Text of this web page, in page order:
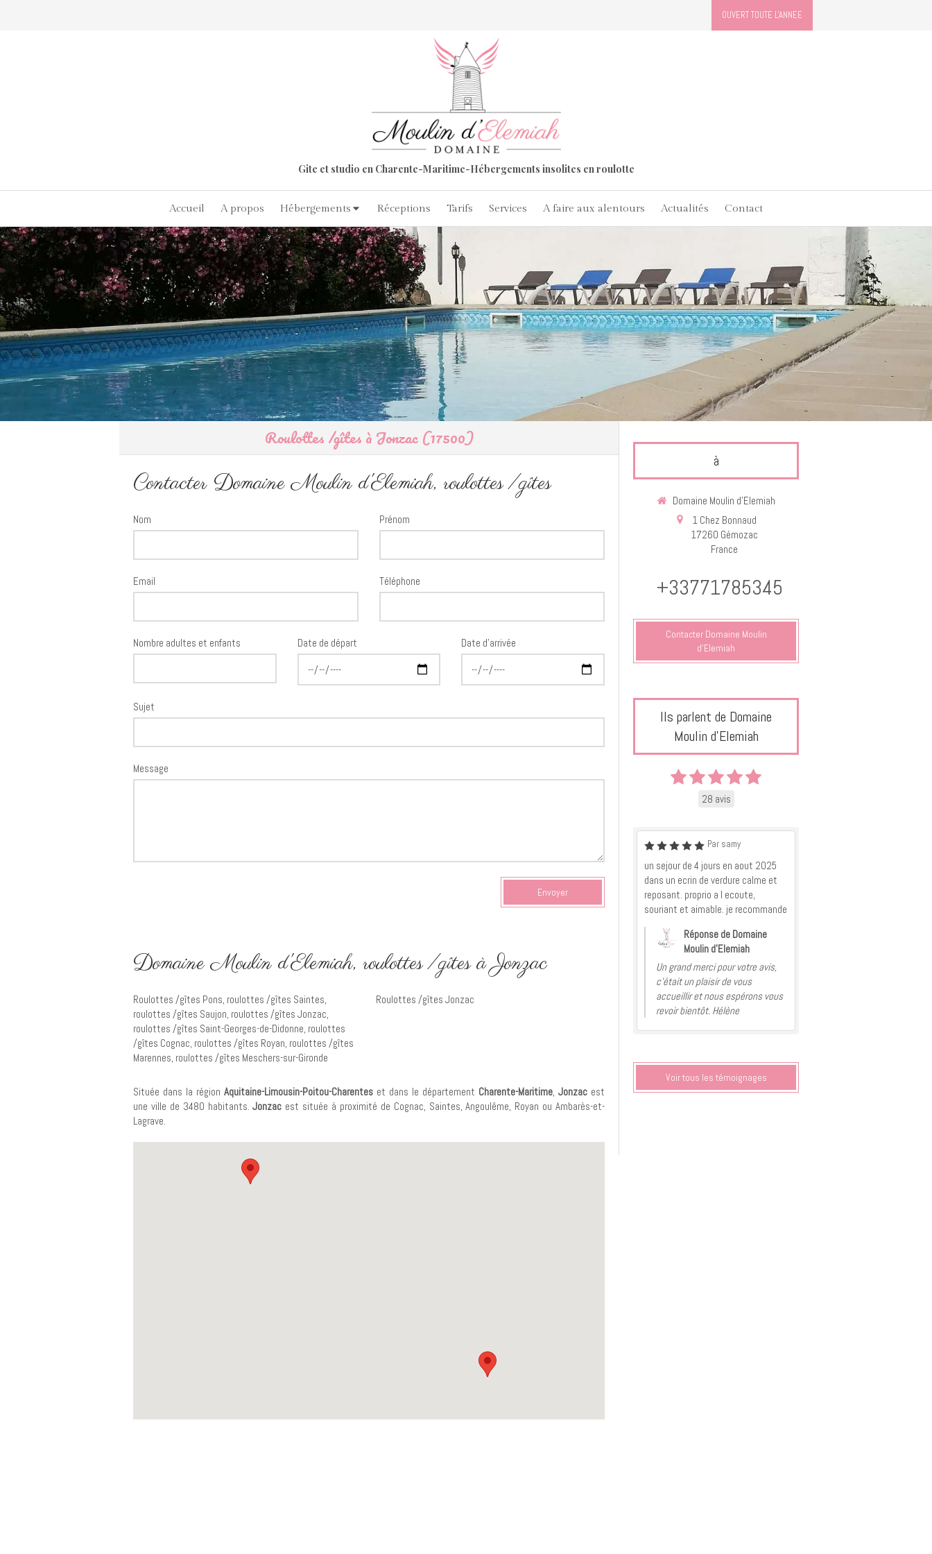
OUVERT TOUTE L'ANNEE
Gite et studio en Charente-Maritime-Hébergements insolites en roulotte
Accueil A propos Hébergements Réceptions Tarifs Services A faire aux alentours Actualités Contact
Roulottes /gîtes à Jonzac (17500)
Contacter Domaine Moulin d'Elemiah, roulottes /gîtes
Nom Prénom
Email Téléphone
Nombre adultes et enfants Date de départ Date d'arrivée
Sujet
Message
Envoyer
Domaine Moulin d'Elemiah, roulottes /gîtes à Jonzac
Roulottes /gîtes Pons, roulottes /gîtes Saintes,
roulottes /gîtes Saujon, roulottes /gîtes Jonzac,
roulottes /gîtes Saint-Georges-de-Didonne, roulottes
/gîtes Cognac, roulottes /gîtes Royan, roulottes /gîtes
Marennes, roulottes /gîtes Meschers-sur-Gironde
Roulottes /gîtes Jonzac
Située dans la région Aquitaine-Limousin-Poitou-Charentes et dans le département Charente-Maritime, Jonzac est
une ville de 3480 habitants.Jonzac est située à proximité de Cognac, Saintes, Angoulême, Royan ou Ambarès-et-
Lagrave.
à
Domaine Moulin d'Elemiah
1 Chez Bonnaud
17260 Gémozac
France
+33771785345
Contacter Domaine Moulin
d'Elemiah
Ils parlent de Domaine
Moulin d'Elemiah
28 avis
Par samy
un sejour de 4 jours en aout 2025
dans un ecrin de verdure calme et
reposant. proprio a l ecoute,
souriant et aimable. je recommande
Réponse de Domaine
Moulin d'Elemiah
Un grand merci pour votre avis,
c’était un plaisir de vous
accueillir et nous espérons vous
revoir bientôt. Hélène
Voir tous les témoignages